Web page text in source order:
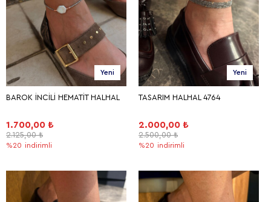
Yeni
BAROK İNCİLİ HEMATİT HALHAL
1.700,00 ₺
2.125,00 ₺
%20 indirimli
Yeni
TASARIM HALHAL 4764
2.000,00 ₺
2.500,00 ₺
%20 indirimli